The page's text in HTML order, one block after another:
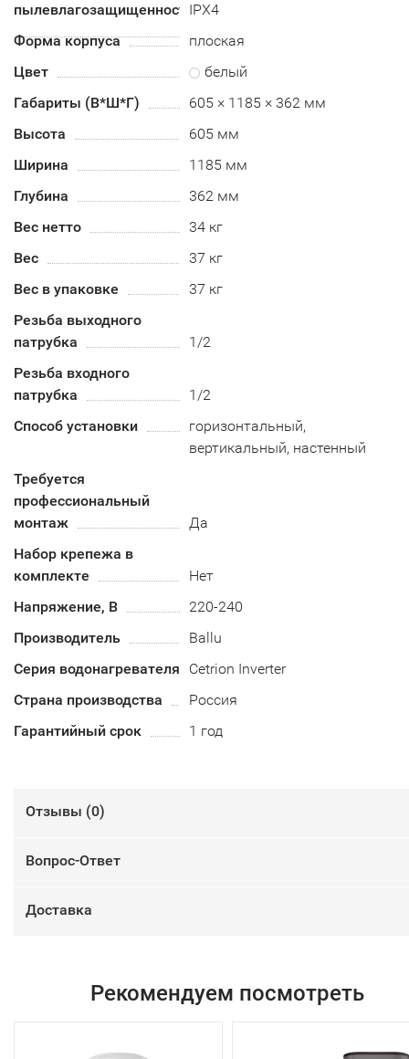
пылевлагозащищенностиIPX4
Форма корпуса
плоская
Цвет
белый
Габариты (В*Ш*Г)
605 × 1185 × 362 мм
Высота
605 мм
Ширина
1185 мм
Глубина
362 мм
Вес нетто
34 кг
Вес
37 кг
Вес в упаковке
37 кг
Резьба выходного
патрубка
1/2
Резьба входного
патрубка
1/2
Способ установки
горизонтальный,
вертикальный, настенный
Требуется
профессиональный
монтаж
Да
Набор крепежа в
комплекте
Нет
Напряжение, В
220-240
Производитель
Ballu
Серия водонагревателя
Cetrion Inverter
Страна производства
Россия
Гарантийный срок
1 год
Отзывы (0)
Вопрос-Ответ
Доставка
Рекомендуем посмотреть